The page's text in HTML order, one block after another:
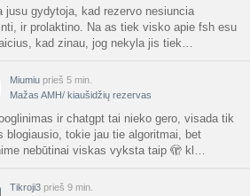
mokyklos
babarikė prieš 2 d.
Nerea prieš 2 d.
gelio (progesterono) naudojimas
Agne.baronaite prieš 2 d.
Soliaris73 prieš 3 d.
jusu gydytoja, kad rezervo nesiuncia
ir prolaktino. Na as tiek visko apie fsh esu
kad zinau, jog nekyla jis tiek…
Miumiu prieš 5 min.
Mažas AMH/ kiaušidžių rezervas
ir chatgpt tai nieko gero, visada tik
blogiausio, tokie jau tie algoritmai, bet
nebūtinai viskas vyksta taip 🫣 kl…
Tikroji3 prieš 9 min.